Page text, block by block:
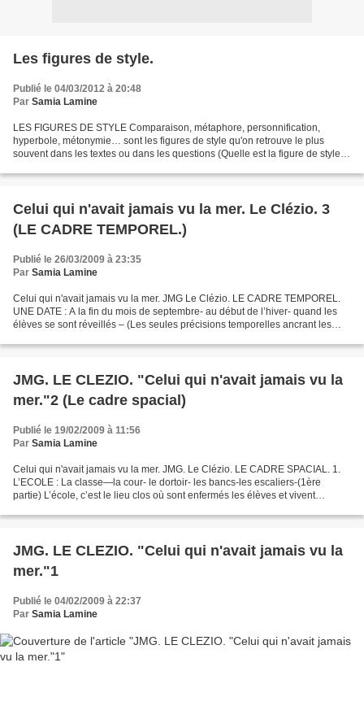
Les figures de style.
Publié le 04/03/2012 à 20:48
Par Samia Lamine
LES FIGURES DE STYLE Comparaison, métaphore, personnification,
hyperbole, métonymie… sont les figures de style qu'on retrouve le plus
souvent dans les textes ou dans les questions (Quelle est la figure de style
Celui qui n'avait jamais vu la mer. Le Clézio. 3
(LE CADRE TEMPOREL.)
Publié le 26/03/2009 à 23:35
Par Samia Lamine
Celui qui n'avait jamais vu la mer. JMG Le Clézio. LE CADRE TEMPOREL.
UNE DATE : A la fin du mois de septembre- au début de l’hiver- quand les
élèves se sont réveillés – (Les seules précisions temporelles ancrant les
JMG. LE CLEZIO. "Celui qui n'avait jamais vu la
mer."2 (Le cadre spacial)
Publié le 19/02/2009 à 11:56
Par Samia Lamine
Celui qui n'avait jamais vu la mer. JMG. Le Clézio. LE CADRE SPACIAL. 1.
L’ECOLE : La classe—la cour- le dortoir- les bancs-les escaliers-(1ère
partie) L’école, c’est le lieu clos où sont enfermés les élèves et vivent
JMG. LE CLEZIO. "Celui qui n'avait jamais vu la
mer."1
Publié le 04/02/2009 à 22:37
Par Samia Lamine